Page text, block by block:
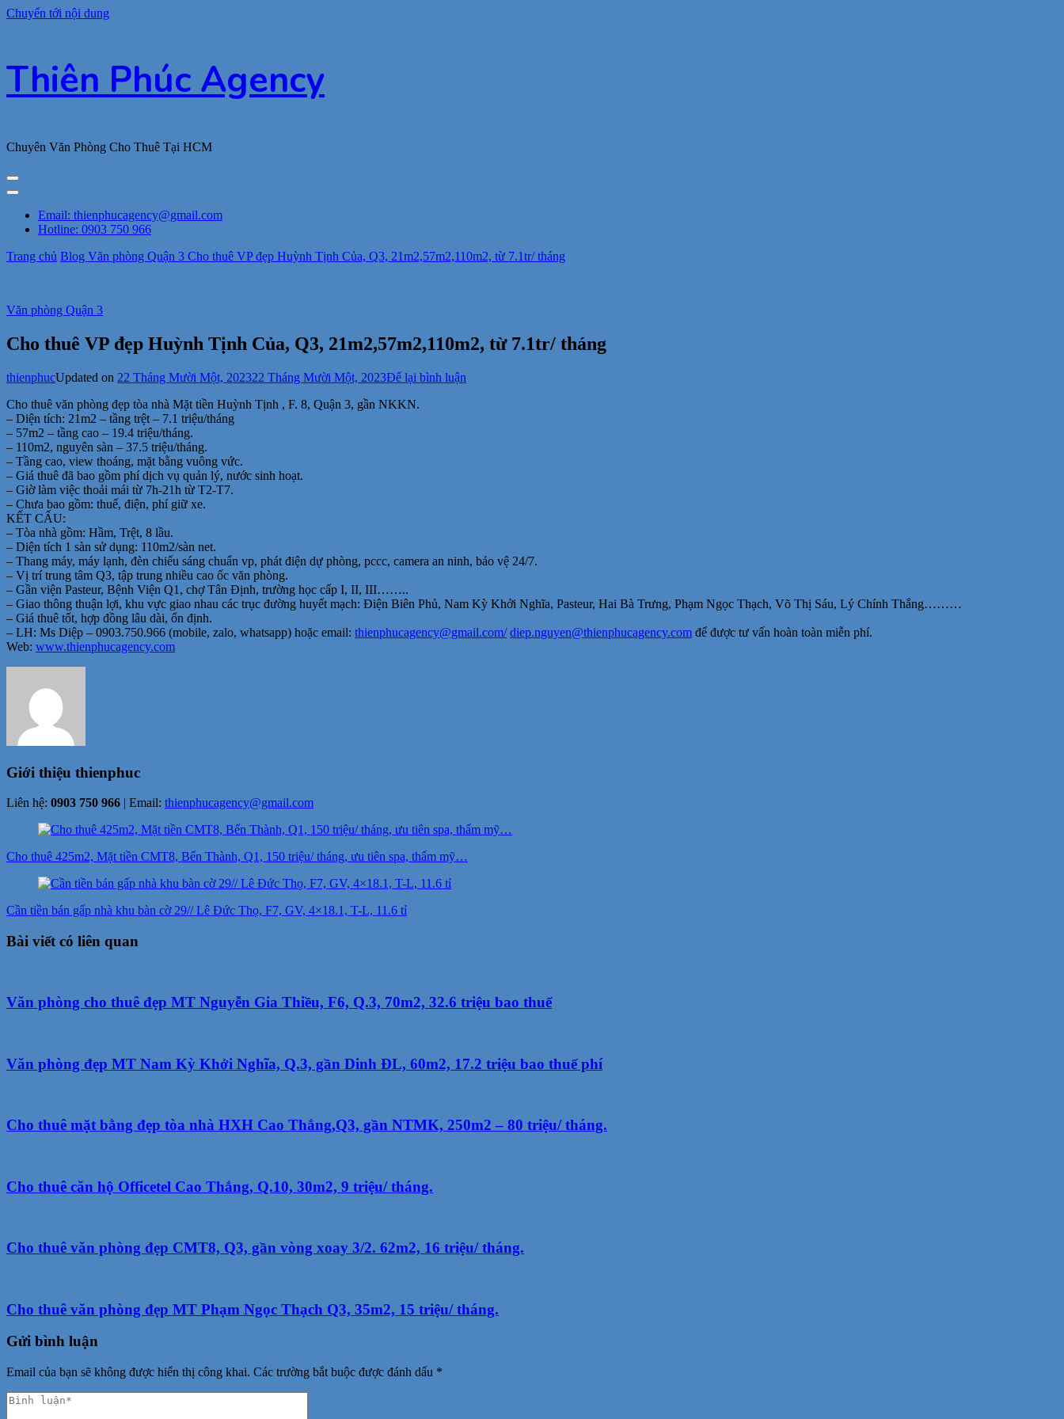
Chuyển tới nội dung
Thiên Phúc Agency
Chuyên Văn Phòng Cho Thuê Tại HCM
Email: thienphucagency@gmail.com
Hotline: 0903 750 966
Trang chủ Blog Văn phòng Quận 3 Cho thuê VP đẹp Huỳnh Tịnh Của, Q3, 21m2,57m2,110m2, từ 7.1tr/ tháng
Văn phòng Quận 3
Cho thuê VP đẹp Huỳnh Tịnh Của, Q3, 21m2,57m2,110m2, từ 7.1tr/ tháng
thienphucUpdated on 22 Tháng Mười Một, 202322 Tháng Mười Một, 2023Để lại bình luận
Cho thuê văn phòng đẹp tòa nhà Mặt tiền Huỳnh Tịnh , F. 8, Quận 3, gần NKKN.
– Diện tích: 21m2 – tầng trệt – 7.1 triệu/tháng
– 57m2 – tầng cao – 19.4 triệu/tháng.
– 110m2, nguyên sàn – 37.5 triệu/tháng.
– Tầng cao, view thoáng, mặt bằng vuông vức.
– Giá thuê đã bao gồm phí dịch vụ quản lý, nước sinh hoạt.
– Giờ làm việc thoải mái từ 7h-21h từ T2-T7.
– Chưa bao gồm: thuế, điện, phí giữ xe.
KẾT CẤU:
– Tòa nhà gồm: Hầm, Trệt, 8 lầu.
– Diện tích 1 sàn sử dụng: 110m2/sàn net.
– Thang máy, máy lạnh, đèn chiếu sáng chuẩn vp, phát điện dự phòng, pccc, camera an ninh, bảo vệ 24/7.
– Vị trí trung tâm Q3, tập trung nhiều cao ốc văn phòng.
– Gần viện Pasteur, Bệnh Viện Q1, chợ Tân Định, trường học cấp I, II, III……..
– Giao thông thuận lợi, khu vực giao nhau các trục đường huyết mạch: Điện Biên Phủ, Nam Kỳ Khởi Nghĩa, Pasteur, Hai Bà Trưng, Phạm Ngọc Thạch, Võ Thị Sáu, Lý Chính Thắng………
– Giá thuê tốt, hợp đồng lâu dài, ổn định.
– LH: Ms Diệp – 0903.750.966 (mobile, zalo, whatsapp) hoặc email: thienphucagency@gmail.com/ diep.nguyen@thienphucagency.com để được tư vấn hoàn toàn miễn phí.
Web: www.thienphucagency.com
Giới thiệu thienphuc
Liên hệ: 0903 750 966 | Email: thienphucagency@gmail.com
Điều
hướng
Cho thuê 425m2, Mặt tiền CMT8, Bến Thành, Q1, 150 triệu/ tháng, ưu tiên spa, thẩm mỹ…
Cần tiền bán gấp nhà khu bàn cờ 29// Lê Đức Thọ, F7, GV, 4×18.1, T-L, 11.6 tỉ
Bài viết có liên quan
Văn phòng cho thuê đẹp MT Nguyễn Gia Thiều, F6, Q.3, 70m2, 32.6 triệu bao thuế
Văn phòng đẹp MT Nam Kỳ Khởi Nghĩa, Q.3, gần Dinh ĐL, 60m2, 17.2 triệu bao thuế phí
Cho thuê mặt bằng đẹp tòa nhà HXH Cao Thắng,Q3, gần NTMK, 250m2 – 80 triệu/ tháng.
Cho thuê căn hộ Officetel Cao Thắng, Q.10, 30m2, 9 triệu/ tháng.
Cho thuê văn phòng đẹp CMT8, Q3, gần vòng xoay 3/2. 62m2, 16 triệu/ tháng.
Cho thuê văn phòng đẹp MT Phạm Ngọc Thạch Q3, 35m2, 15 triệu/ tháng.
Gửi bình luận
Email của bạn sẽ không được hiển thị công khai. Các trường bắt buộc được đánh dấu *
Phản